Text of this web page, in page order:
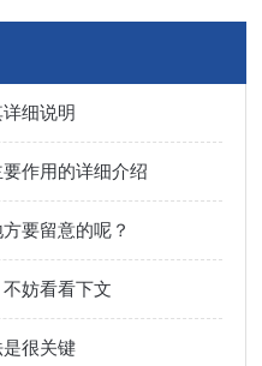
细说明
作用的详细介绍
要留意的呢？
妨看看下文
很关键